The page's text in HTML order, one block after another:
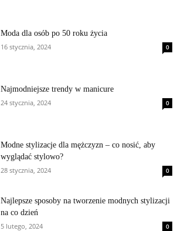
Moda dla osób po 50 roku życia
16 stycznia, 2024
0
Najmodniejsze trendy w manicure
24 stycznia, 2024
0
Modne stylizacje dla mężczyzn – co nosić, aby
wyglądać stylowo?
28 stycznia, 2024
0
Najlepsze sposoby na tworzenie modnych stylizacji
na co dzień
5 lutego, 2024
0